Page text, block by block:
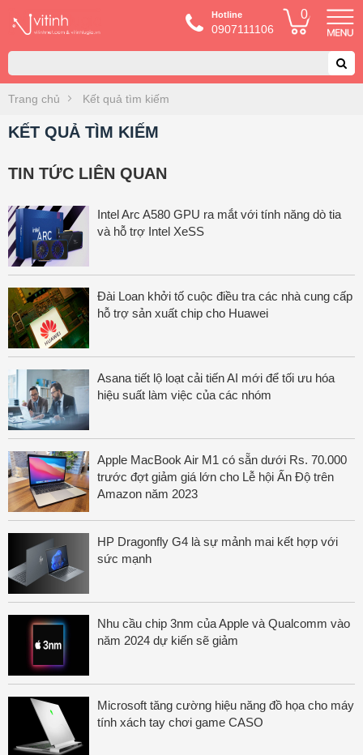
Hotline
0907111106
0
Trang chủ Kết quả tìm kiếm
KẾT QUẢ TÌM KIẾM
TIN TỨC LIÊN QUAN
Intel Arc A580 GPU ra mắt với tính năng dò tia
và hỗ trợ Intel XeSS
Đài Loan khởi tố cuộc điều tra các nhà cung cấp
hỗ trợ sản xuất chip cho Huawei
Asana tiết lộ loạt cải tiến AI mới để tối ưu hóa
hiệu suất làm việc của các nhóm
Apple MacBook Air M1 có sẵn dưới Rs. 70.000
trước đợt giảm giá lớn cho Lễ hội Ấn Độ trên
Amazon năm 2023
HP Dragonfly G4 là sự mảnh mai kết hợp với
sức mạnh
Nhu cầu chip 3nm của Apple và Qualcomm vào
năm 2024 dự kiến sẽ giảm
Microsoft tăng cường hiệu năng đồ họa cho máy
tính xách tay chơi game CASO